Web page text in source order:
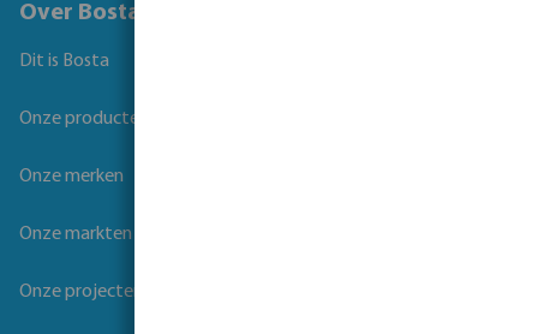
Over Bosta
Dit is Bosta
Onze producten
Onze merken
Onze markten
Onze projecten